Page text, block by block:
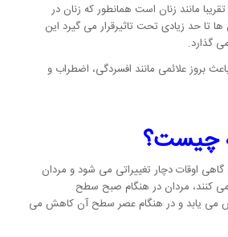
مانند زنان است همانطور که زنان در
تا حد زیادی تحت تاثیرقرار می گیرد این
گذارد.
بروز علائمی مانند افسردگی، اضطراب و
چیست؟
اوقات دچار تغییراتی می شود و مردان
کنند، مردان در هنگام صبح سطح
می یابد و در هنگام عصر سطح آن کاهش می